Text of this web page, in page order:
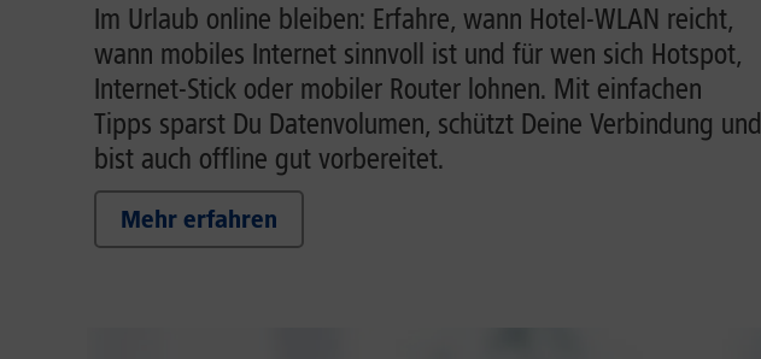
Im Urlaub online bleiben: Erfahre, wann Hotel-WLAN reicht,
wann mobiles Internet sinnvoll ist und für wen sich Hotspot,
Internet-Stick oder mobiler Router lohnen. Mit einfachen
Tipps sparst Du Datenvolumen, schützt Deine Verbindung und
bist auch offline gut vorbereitet.
Mehr erfahren